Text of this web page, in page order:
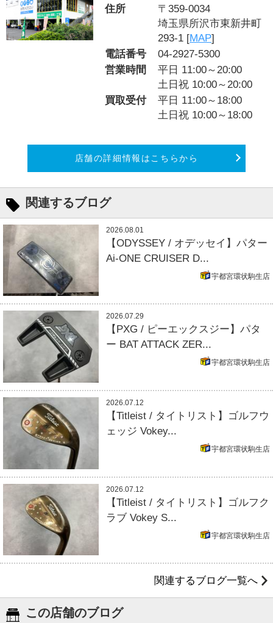
住所
〒359-0034
埼玉県所沢市東新井町
293-1 [MAP]
電話番号
04-2927-5300
営業時間
平日 11:00～20:00
土日祝 10:00～20:00
買取受付
平日 11:00～18:00
土日祝 10:00～18:00
店舗の詳細情報はこちらから
関連するブログ
2026.08.01
【ODYSSEY / オデッセイ】パター
Ai-ONE CRUISER D...
宇都宮環状駒生店
2026.07.29
【PXG / ピーエックスジー】パタ
ー BAT ATTACK ZER...
宇都宮環状駒生店
2026.07.12
【Titleist / タイトリスト】ゴルフウ
ェッジ Vokey...
宇都宮環状駒生店
2026.07.12
【Titleist / タイトリスト】ゴルフク
ラブ Vokey S...
宇都宮環状駒生店
関連するブログ一覧へ
この店舗のブログ